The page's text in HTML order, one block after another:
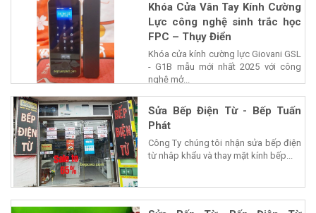
Khóa Cửa Vân Tay Kính Cường
Lực công nghệ sinh trắc học
FPC – Thụy Điển
Khóa cửa kính cường lực Giovani GSL
- G1B mẫu mới nhất 2025 với công
nghệ mở...
Sửa Bếp Điện Từ - Bếp Tuấn
Phát
Công Ty chúng tôi nhận sửa bếp điện
từ nhâp khẩu và thay mặt kính bếp...